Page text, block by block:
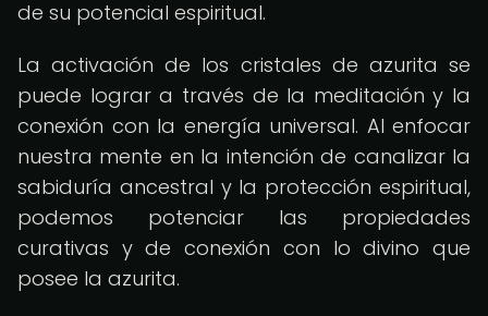
de su potencial espiritual.
La activación de los cristales de azurita se
puede lograr a través de la meditación y la
conexión con la energía universal. Al enfocar
nuestra mente en la intención de canalizar la
sabiduría ancestral y la protección espiritual,
podemos potenciar las propiedades
curativas y de conexión con lo divino que
posee la azurita.